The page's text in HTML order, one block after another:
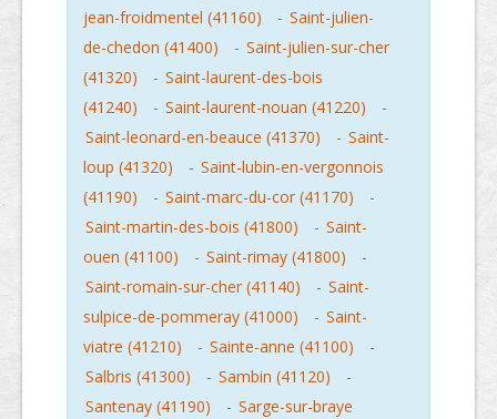
jean-froidmentel (41160)
- Saint-julien-
de-chedon (41400)
- Saint-julien-sur-cher
(41320)
- Saint-laurent-des-bois
(41240)
- Saint-laurent-nouan (41220)
-
Saint-leonard-en-beauce (41370)
- Saint-
loup (41320)
- Saint-lubin-en-vergonnois
(41190)
- Saint-marc-du-cor (41170)
-
Saint-martin-des-bois (41800)
- Saint-
ouen (41100)
- Saint-rimay (41800)
-
Saint-romain-sur-cher (41140)
- Saint-
sulpice-de-pommeray (41000)
- Saint-
viatre (41210)
- Sainte-anne (41100)
-
Salbris (41300)
- Sambin (41120)
-
Santenay (41190)
- Sarge-sur-braye